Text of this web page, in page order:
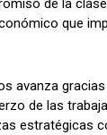
de la
que
avanza
de las
estratégicas